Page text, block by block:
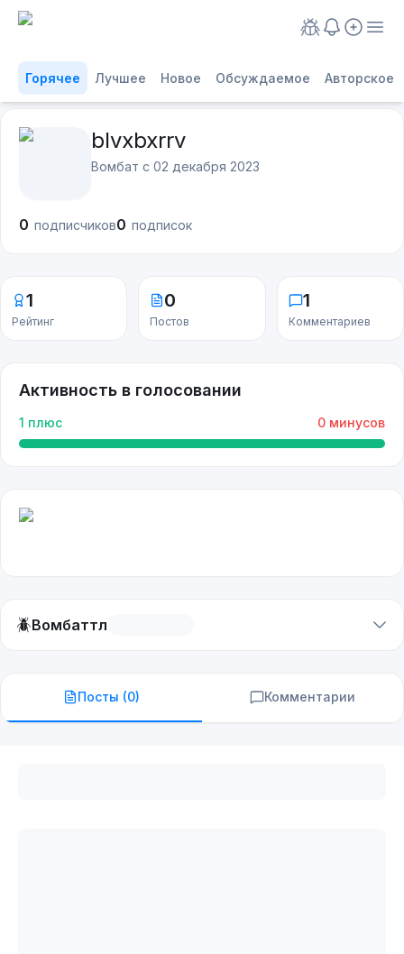
Горячее Лучшее Новое Обсуждаемое Авторское
blvxbxrrv
Вомбат с 02 декабря 2023
0 подписчиков0 подписок
1
Рейтинг
0
Постов
1
Комментариев
Активность в голосовании
1 плюс 0 минусов
🪲Вомбаттл
Посты (0) Комментарии